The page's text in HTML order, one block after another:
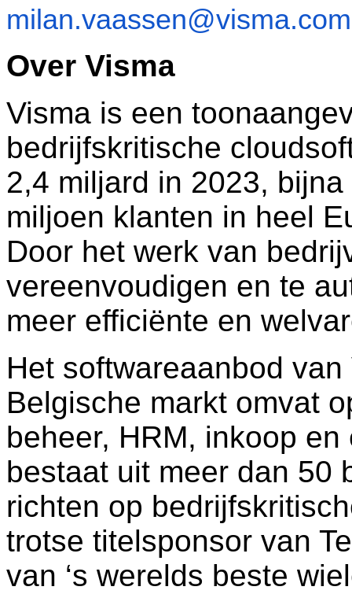
milan.vaassen@visma.com
Over Visma
Visma is een
bedrijfskritische
2,4 miljard in 2023,
miljoen klanten in heel
Door het werk van
vereenvoudigen en te
meer efficiënte en
Het softwareaanbod
Belgische markt omvat
beheer, HRM, inkoop
bestaat uit meer dan 50
richten op
trotse titelsponsor van
van ‘s werelds beste